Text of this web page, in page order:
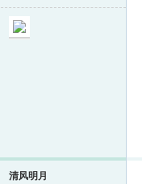
清风明月